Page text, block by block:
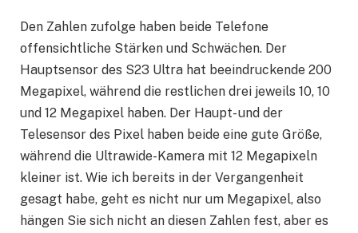
Den Zahlen zufolge haben beide Telefone
offensichtliche Stärken und Schwächen. Der
Hauptsensor des S23 Ultra hat beeindruckende 200
Megapixel, während die restlichen drei jeweils 10, 10
und 12 Megapixel haben. Der Haupt- und der
Telesensor des Pixel haben beide eine gute Größe,
während die Ultrawide-Kamera mit 12 Megapixeln
kleiner ist. Wie ich bereits in der Vergangenheit
gesagt habe, geht es nicht nur um Megapixel, also
hängen Sie sich nicht an diesen Zahlen fest, aber es